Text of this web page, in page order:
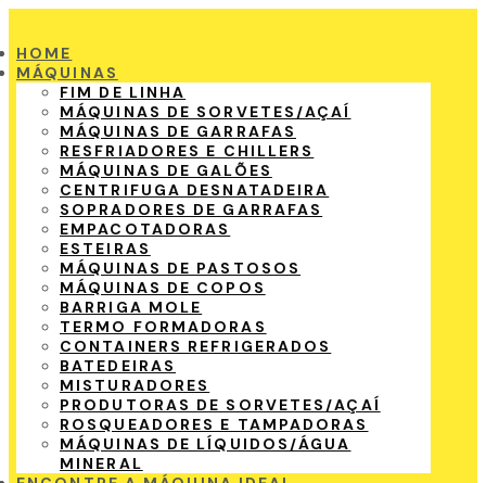
HOME
MÁQUINAS
FIM DE LINHA
MÁQUINAS DE SORVETES/AÇAÍ
MÁQUINAS DE GARRAFAS
RESFRIADORES E CHILLERS
MÁQUINAS DE GALÕES
CENTRIFUGA DESNATADEIRA
SOPRADORES DE GARRAFAS
EMPACOTADORAS
ESTEIRAS
MÁQUINAS DE PASTOSOS
MÁQUINAS DE COPOS
BARRIGA MOLE
TERMO FORMADORAS
CONTAINERS REFRIGERADOS
BATEDEIRAS
MISTURADORES
PRODUTORAS DE SORVETES/AÇAÍ
ROSQUEADORES E TAMPADORAS
MÁQUINAS DE LÍQUIDOS/ÁGUA
MINERAL